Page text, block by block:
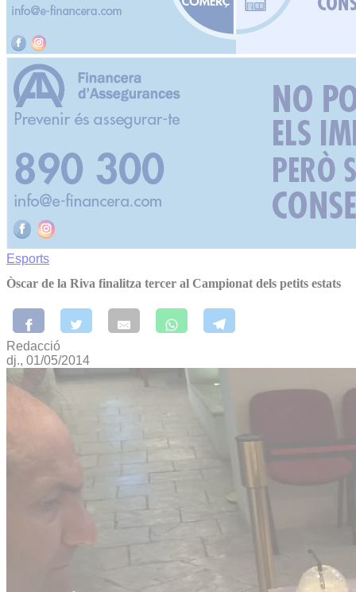
Esports
Òscar de la Riva finalitza tercer al Campionat dels petits estats
Redacció
dj., 01/05/2014